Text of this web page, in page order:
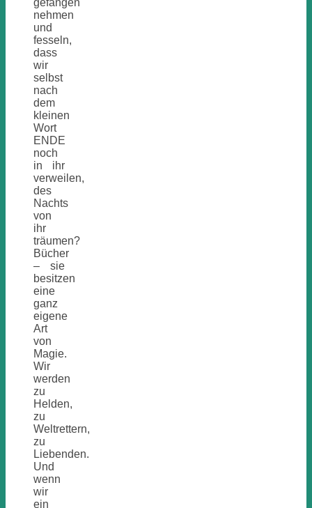
nehmen
und
fesseln,
dass
wir
selbst
nach
dem
kleinen
Wort
ENDE
noch
in ihr
verweilen,
des
Nachts
von
ihr
träumen?
Bücher
– sie
besitzen
eine
ganz
eigene
Art
von
Magie.
Wir
werden
zu
Helden,
zu
Weltrettern,
zu
Liebenden.
Und
wenn
wir
ein